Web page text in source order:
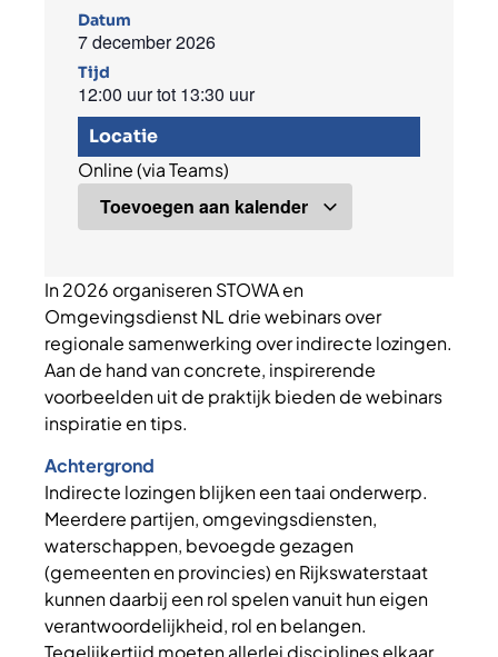
In 2026 organiseren STOWA en
Omgevingsdienst NL drie webinars over
regionale samenwerking over indirecte lozingen.
Aan de hand van concrete, inspirerende
voorbeelden uit de praktijk bieden de webinars
inspiratie en tips.
Achtergrond
Indirecte lozingen blijken een taai onderwerp.
Meerdere partijen, omgevingsdiensten,
waterschappen, bevoegde gezagen
(gemeenten en provincies) en Rijkswaterstaat
kunnen daarbij een rol spelen vanuit hun eigen
verantwoordelijkheid, rol en belangen.
Datum
7 december 2026
Tijd
12:00 uurtot 13:30 uur
Locatie
Online (via Teams)
Toevoegen aan kalender